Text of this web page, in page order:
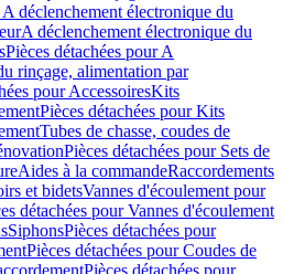
déclenchement électronique du
A déclenchement électronique du
Pièces détachées pour A
rinçage, alimentation par
pour AccessoiresKits
Pièces détachées pour Kits
Tubes de chasse, coudes de
Pièces détachées pour Sets de
Aides à la commandeRaccordements
et bidetsVannes d'écoulement pour
détachées pour Vannes d'écoulement
SiphonsPièces détachées pour
Pièces détachées pour Coudes de
Pièces détachées pour